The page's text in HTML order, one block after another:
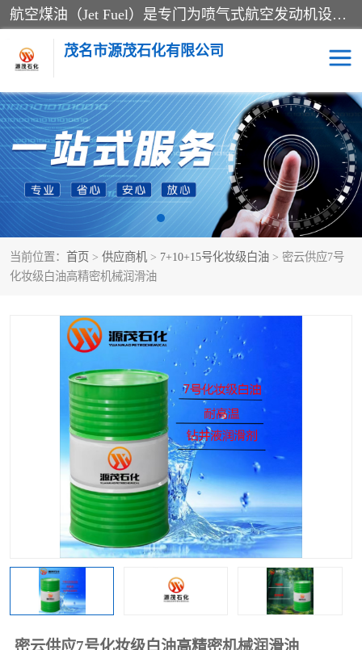
航空煤油（Jet Fuel）是专门为喷气式航空发动机设计的高纯度燃料，主要分为Jet A、Jet A-1和Jet B等类型。其特点是闪点高、低温流动性好，并添加了抗静电剂和抗氧化剂以确保飞行安全。航空煤油需
茂名市源茂石化有限公司
当前位置： 首页 > 供应商机 > 7+10+15号化妆级白油 > 密云供应7号
化妆级白油高精密机械润滑油
密云供应7号化妆级白油高精密机械润滑油
RP3航空煤油 D20+D30溶剂油
D40+D60溶剂油 D80+D100溶剂油
6号+120号溶剂油 260号溶剂油
异构烷烃 天然乳胶
26+32号化妆级白油 46+68号化妆级白油
2731溶剂油